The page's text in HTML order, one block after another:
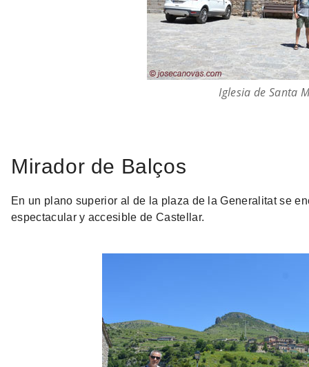
Iglesia de Santa
Mirador de Balços
En un plano superior al de la plaza de la Generalitat se
espectacular y accesible de Castellar.